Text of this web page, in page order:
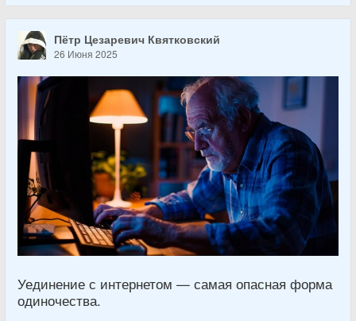
Пётр Цезаревич Квятковский
26 Июня 2025
Уединение с интернетом — самая опасная форма
одиночества.